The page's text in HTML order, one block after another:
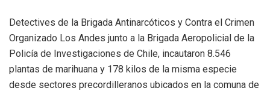
Detectives de la Brigada Antinarcóticos y Contra el Crimen
Organizado Los Andes junto a la Brigada Aeropolicial de la
Policía de Investigaciones de Chile, incautaron 8.546
plantas de marihuana y 178 kilos de la misma especie
desde sectores precordilleranos ubicados en la comuna de